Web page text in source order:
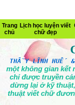
Trang
chủ
Lịch học luyện viết
chữ đẹp
THẦY LĨNH HUẾ
một không gian kết
chỉ được truyền
dừng lại ở kỹ
thuật viết chữ